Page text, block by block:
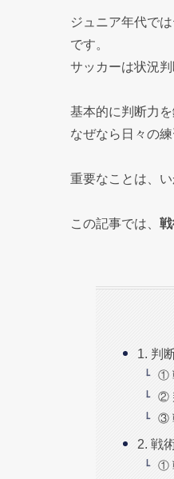
ジュニア年代で
です。
サッカーは状況
基本的に判断力
なぜなら日々の
重要なことは、
この記事では、
1. 判
①
②
③
2. 戦
①